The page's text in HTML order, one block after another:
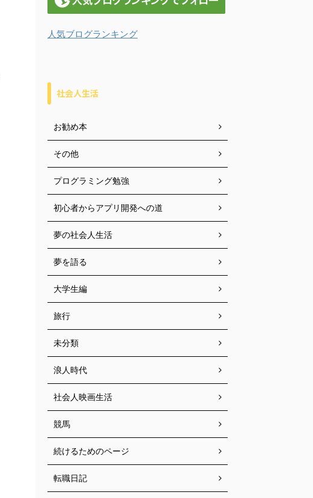
人気ブログランキング
社会人生活
お勧め本
その他
プログラミング勉強
初心者からアプリ開発への道
夢の社会人生活
夢を語る
大学生編
旅行
未分類
浪人時代
社会人映画生活
競馬
続けるためのページ
転職日記